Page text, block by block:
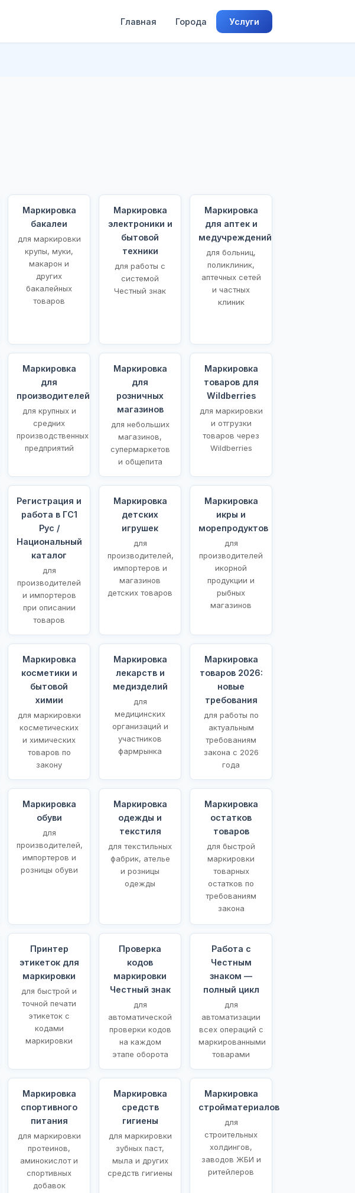
Главная Города Услуги
Маркировка
бакалеи
для маркировки
крупы, муки,
макарон и
других
бакалейных
товаров
Маркировка
электроники и
бытовой
техники
для работы с
системой
Честный знак
Маркировка
для аптек и
медучреждений
для больниц,
поликлиник,
аптечных сетей
и частных
клиник
Маркировка
для
производителей
для крупных и
средних
производственных
предприятий
Маркировка
для
розничных
магазинов
для небольших
магазинов,
супермаркетов
и общепита
Маркировка
товаров для
Wildberries
для маркировки
и отгрузки
товаров через
Wildberries
Регистрация и
работа в ГС1
Рус /
Национальный
каталог
для
производителей
и импортеров
при описании
товаров
Маркировка
детских
игрушек
для
производителей,
импортеров и
магазинов
детских товаров
Маркировка
икры и
морепродуктов
для
производителей
икорной
продукции и
рыбных
магазинов
Маркировка
косметики и
бытовой
химии
для маркировки
косметических
и химических
товаров по
закону
Маркировка
лекарств и
медизделий
для
медицинских
организаций и
участников
фармрынка
Маркировка
товаров 2026:
новые
требования
для работы по
актуальным
требованиям
закона с 2026
года
Маркировка
обуви
для
производителей,
импортеров и
розницы обуви
Маркировка
одежды и
текстиля
для текстильных
фабрик, ателье
и розницы
одежды
Маркировка
остатков
товаров
для быстрой
маркировки
товарных
остатков по
требованиям
закона
Принтер
этикеток для
маркировки
для быстрой и
точной печати
этикеток с
кодами
маркировки
Проверка
кодов
маркировки
Честный знак
для
автоматической
проверки кодов
на каждом
этапе оборота
Работа с
Честным
знаком —
полный цикл
для
автоматизации
всех операций с
маркированными
товарами
Маркировка
спортивного
питания
для маркировки
протеинов,
аминокислот и
спортивных
добавок
Маркировка
средств
гигиены
для маркировки
зубных паст,
мыла и других
средств гигиены
Маркировка
стройматериалов
для
строительных
холдингов,
заводов ЖБИ и
ритейлеров